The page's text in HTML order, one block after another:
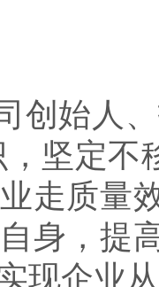
创始人
，坚定
走质量
身，提
现企业